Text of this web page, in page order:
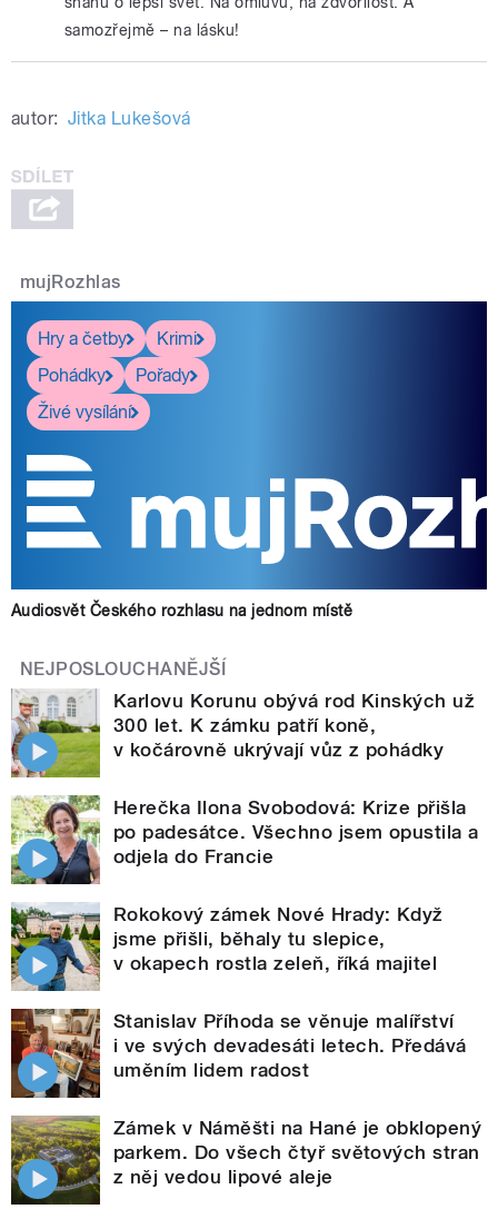
samozřejmě – na lásku!
autor: Jitka Lukešová
mujRozhlas
Hry a četby
Krimi
Pohádky
Pořady
Živé vysílání
Audiosvět Českého rozhlasu na jednom místě
NEJPOSLOUCHANĚJŠÍ
Karlovu Korunu obývá rod Kinských už
300 let. K zámku patří koně,
v kočárovně ukrývají vůz z pohádky
Herečka Ilona Svobodová: Krize přišla
po padesátce. Všechno jsem opustila a
odjela do Francie
Rokokový zámek Nové Hrady: Když
jsme přišli, běhaly tu slepice,
v okapech rostla zeleň, říká majitel
Stanislav Příhoda se věnuje malířství
i ve svých devadesáti letech. Předává
uměním lidem radost
Zámek v Náměšti na Hané je obklopený
parkem. Do všech čtyř světových stran
z něj vedou lipové aleje